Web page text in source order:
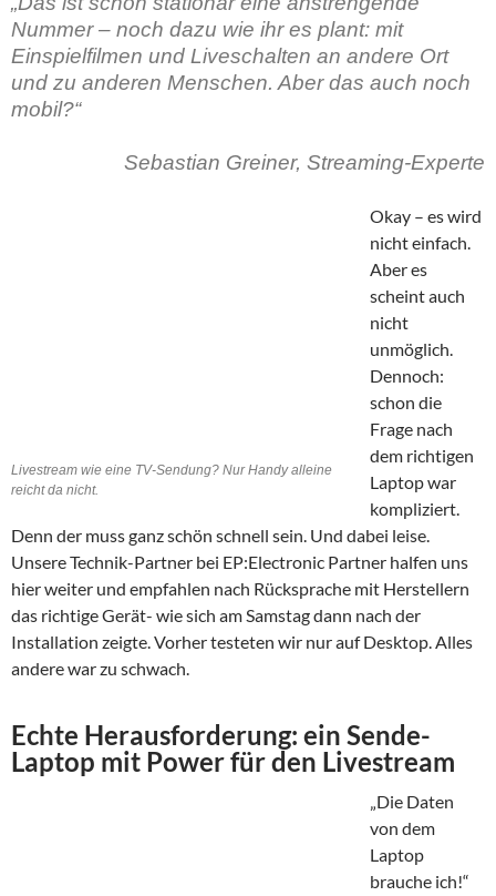
Nummer – noch dazu wie ihr es plant: mit
Einspielfilmen und Liveschalten an andere Ort
und zu anderen Menschen. Aber das auch noch
mobil?“
Sebastian Greiner, Streaming-Experte
Livestream wie eine TV-Sendung? Nur Handy alleine
reicht da nicht.
Okay – es wird
nicht einfach.
Aber es
scheint auch
nicht
unmöglich.
Dennoch:
schon die
Frage nach
dem richtigen
Laptop war
kompliziert.
Denn der muss ganz schön schnell sein. Und dabei leise.
Unsere Technik-Partner bei EP:Electronic Partner halfen uns
hier weiter und empfahlen nach Rücksprache mit Herstellern
das richtige Gerät- wie sich am Samstag dann nach der
Installation zeigte. Vorher testeten wir nur auf Desktop. Alles
andere war zu schwach.
Echte Herausforderung: ein Sende-
Laptop mit Power für den Livestream
„Die Daten
von dem
Laptop
brauche ich!“